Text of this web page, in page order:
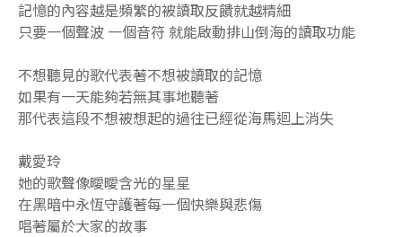
記憶的內容越是頻繁的被讀取反饋就越精細
只要一個聲波 一個音符 就能啟動排山倒海的讀取功能
不想聽見的歌代表著不想被讀取的記憶
如果有一天能夠若無其事地聽著
那代表這段不想被想起的過往已經從海馬迴上消失
戴愛玲
她的歌聲像曖曖含光的星星
在黑暗中永恆守護著每一個快樂與悲傷
唱著屬於大家的故事